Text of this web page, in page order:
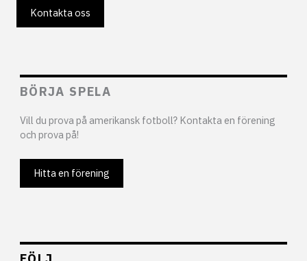
Kontakta oss
BÖRJA SPELA
Vill du prova på amerikansk fotboll? Kontakta en förening
och prova på!
Hitta en förening